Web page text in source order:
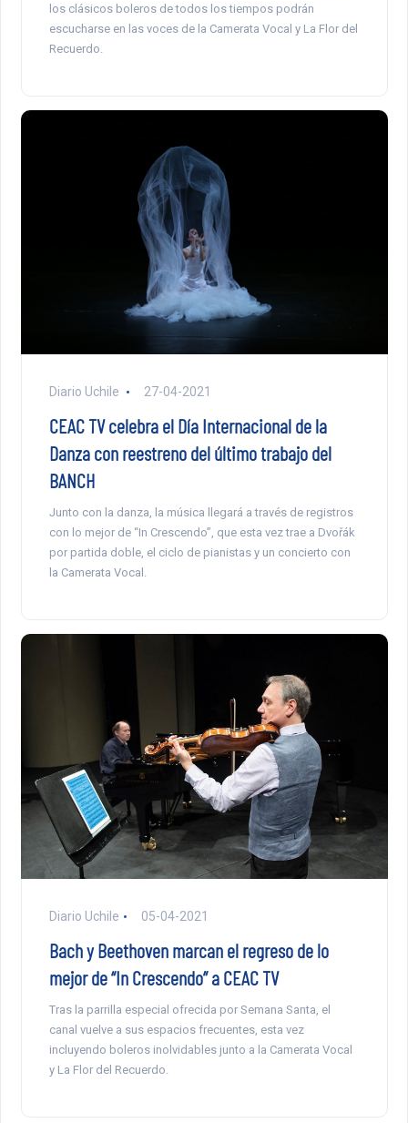
los clásicos boleros de todos los tiempos podrán
escucharse en las voces de la Camerata Vocal y La Flor del
Recuerdo.
Diario Uchile 27-04-2021
CEAC TV celebra el Día Internacional de la
Danza con reestreno del último trabajo del
BANCH
Junto con la danza, la música llegará a través de registros
con lo mejor de “In Crescendo”, que esta vez trae a Dvořák
por partida doble, el ciclo de pianistas y un concierto con
la Camerata Vocal.
Diario Uchile 05-04-2021
Bach y Beethoven marcan el regreso de lo
mejor de “In Crescendo” a CEAC TV
Tras la parrilla especial ofrecida por Semana Santa, el
canal vuelve a sus espacios frecuentes, esta vez
incluyendo boleros inolvidables junto a la Camerata Vocal
y La Flor del Recuerdo.